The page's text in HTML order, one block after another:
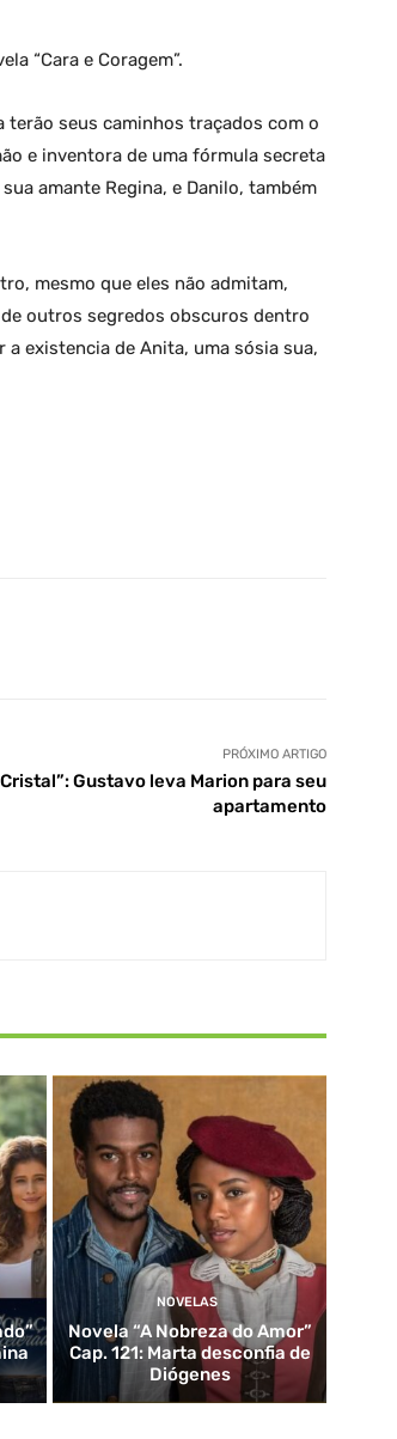
“Cara e Coragem”.
terão seus caminhos traçados com o
e inventora de uma fórmula secreta
amante Regina, e Danilo, também
mesmo que eles não admitam,
outros segredos obscuros dentro
existencia de Anita, uma sósia sua,
PRÓXIMO ARTIGO
Gustavo leva Marion para seu
apartamento
NOVELAS
Novela “A Nobreza do Amor”
Cap. 121: Marta desconfia de
Diógenes